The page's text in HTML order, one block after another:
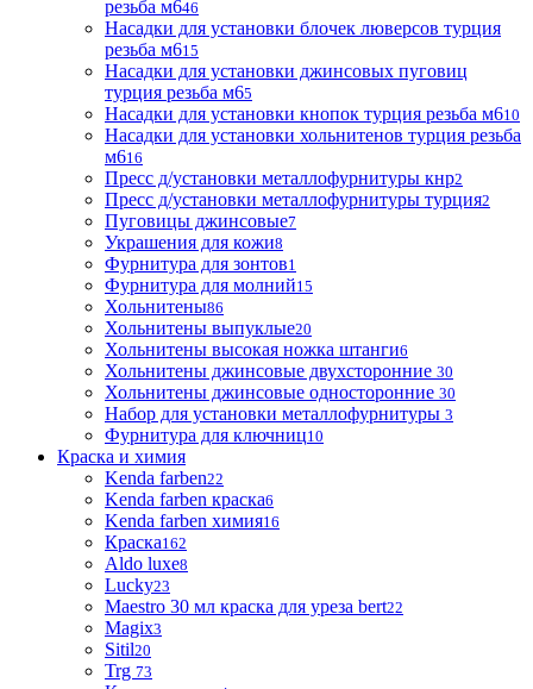
резьба м646
Насадки для установки блочек люверсов турция
резьба м615
Насадки для установки джинсовых пуговиц
турция резьба м65
Насадки для установки кнопок турция резьба м610
Насадки для установки хольнитенов турция резьба
м616
Пресс д/установки металлофурнитуры кнр2
Пресс д/установки металлофурнитуры турция2
Пуговицы джинсовые7
Украшения для кожи8
Фурнитура для зонтов1
Фурнитура для молний15
Хольнитены86
Хольнитены выпуклые20
Хольнитены высокая ножка штанги6
Хольнитены джинсовые двухсторонние 30
Хольнитены джинсовые односторонние 30
Набор для установки металлофурнитуры 3
Фурнитура для ключниц10
Краска и химия
Kenda farben22
Kenda farben краска6
Kenda farben химия16
Краска162
Aldo luxe8
Lucky23
Maestro 30 мл краска для уреза bert22
Magix3
Sitil20
Trg 73